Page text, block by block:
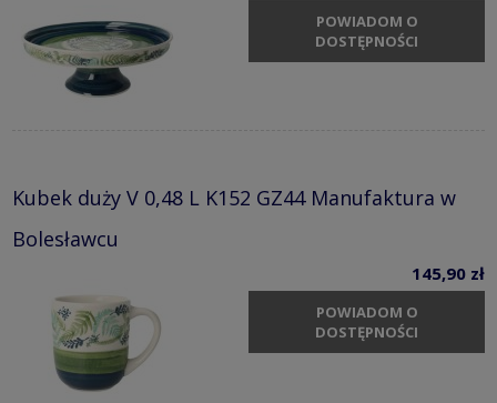
POWIADOM O
DOSTĘPNOŚCI
Kubek duży V 0,48 L K152 GZ44 Manufaktura w
Bolesławcu
145,90 zł
POWIADOM O
DOSTĘPNOŚCI